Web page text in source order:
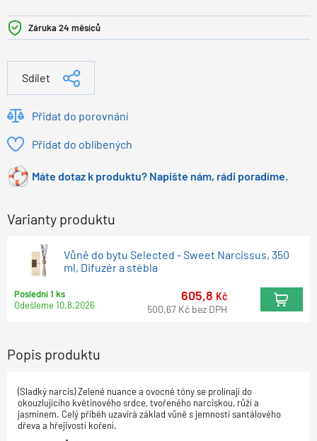
Záruka 24 měsíců
Sdílet
Přidat do porovnání
Přidat do oblíbených
Máte dotaz k produktu? Napište nám, rádi poradíme.
Varianty produktu
Vůně do bytu Selected - Sweet Narcissus, 350
ml, Difuzér a stébla
Poslední 1 ks
Odešleme10.8.2026
605,8 Kč
500,67 Kč bez DPH
Popis produktu
(Sladký narcis) Zelené nuance a ovocné tóny se prolínají do
okouzlujícího květinového srdce, tvořeného narciskou, růží a
jasmínem. Celý příběh uzavírá základ vůně s jemností santálového
dřeva a hřejivostí koření.